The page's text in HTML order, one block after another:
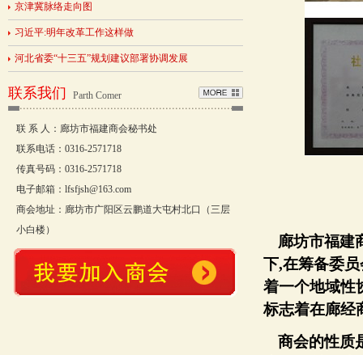
京津冀脉络走向图
习近平:明年改革工作这样做
河北省委“十三五”规划建议部署协调发展
联系我们 Parth Comer
联 系 人：廊坊市福建商会秘书处
联系电话：0316-2571718
传真号码：0316-2571718
电子邮箱：lfsfjsh@163.com
商会地址：廊坊市广阳区云鹏道大屯村北口（三层
小白楼）
廊坊市福建
下,在筹备委
着一个地域性
标志着在廊经
商会的性质